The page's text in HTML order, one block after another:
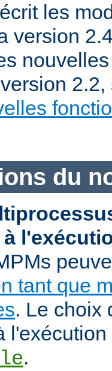
les
version
2.2,
du
tant que
. Le choix
.